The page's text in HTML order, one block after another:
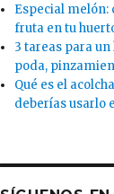
Especial melón:
fruta en tu
3 tareas para
poda,
Qué es el
deberías usarlo